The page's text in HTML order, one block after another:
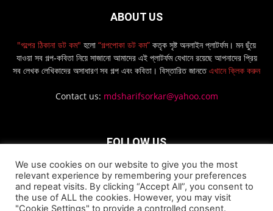
ABOUT US
"গল্পের ঠিকানা ডট কম" হলো “গল্পপোকা ডট কম” কতৃক সৃষ্ট অনলাইন প্লাটর্ফম। মন ছুঁয়ে
যাওয়া সব গল্প-কবিতা নিয়ে সাজানো আমাদের এই প্লাটর্ফম যেখানে রয়েছে আপনাদের প্রিয়
সব লেখক লেখিকাদের অসাধারণ সব গল্প এবং কবিতা। বিস্তারিত জানতেএখানে ক্লিক করুন
Contact us: mdsharifsorkar@yahoo.com
FOLLOW US
We use cookies on our website to give you the most
relevant experience by remembering your preferences
and repeat visits. By clicking “Accept All”, you consent to
the use of ALL the cookies. However, you may visit
"Cookie Settings" to provide a controlled consent.